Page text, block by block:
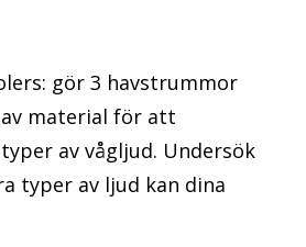
gör 3 havstrummor
material för att
av vågljud. Undersök
typer av ljud kan dina